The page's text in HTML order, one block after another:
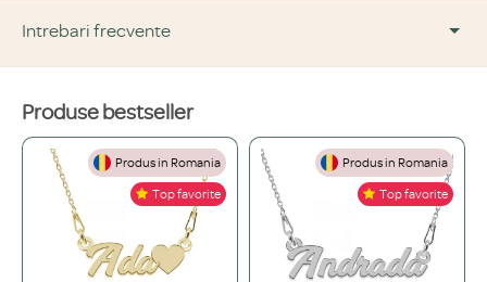
Intrebari frecvente
DESPRE PRODUS ȘI MATERIALE
Din ce materiale sunt fabricate bijuteriile voastre?
Folosim doar materiale de înaltă calitate, atent selecționate: Argint 925,
Aur de 14K și Oțel inoxidabil.
Ce înseamnă o bijuterie "placată" și care este diferența față de una din
aur masiv?
Produse bestseller
Produs in Romania
Top favorite
Produs in Romania
Top favorite